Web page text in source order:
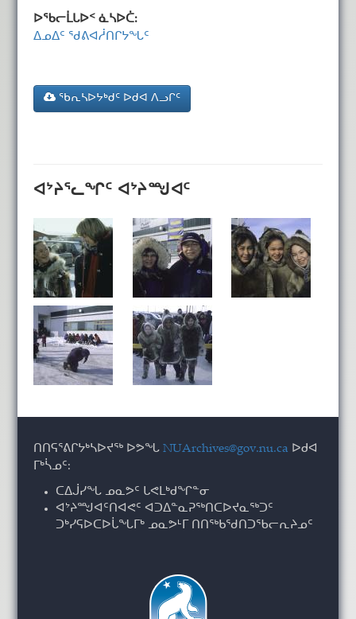
ᐅᖃᓕᒫᒐᐅᑉ ᓈᓴᐅᑖ:
ᐃᓄᐃᑦ ᖁᕕᐊᓲᑎᒋᔭᖓᑦ
ᖃᕆᓴᐅᔭᒃᑯᑦ ᐅᑯᐊ ᐱᓗᒋᑦ
ᐊᔾᔨᕐᓚᖏᑦ ᐊᔾᔨᙳᐊᑦ
ᑎᑎᕋᕐᕕᒋᔭᒃᓴᐅᔪᖅ ᐅᕗᖓNUArchives@gov.nu.ca ᐅᑯᐊ
ᒥᒃᓵᓄᑦ:
ᑕᐃᒎᓯᖓ ᓄᓇᕗᑦ ᒐᕙᒪᒃᑯᖏᓐᓂ
ᐊᔾᔨᙳᐊᑦᑎᐊᕙᑦ ᐊᑐᐃᓐᓇᕈᖅᑎᑕᐅᔪᓇᖅᑐᑦ
ᑐᒃᓯᕋᐅᑕᐅᒑᖓᒥᒃ ᓄᓇᕗᒻᒥ ᑎᑎᖅᑲᖁᑎᑐᖃᓕᕆᔨᓄᑦ